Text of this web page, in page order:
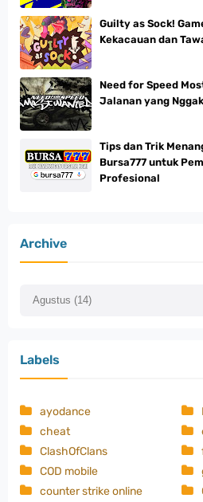
Guilty as Sock!
Kekacauan dan
Need for Speed
Jalanan yang
Tips dan Trik
Bursa777 untuk
Profesional
Archive
Labels
ayodance
cheat
ClashOfClans
COD mobile
counter strike online